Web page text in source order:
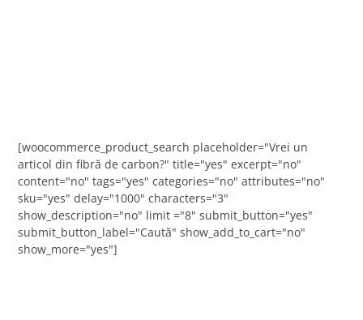
[woocommerce_product_search placeholder="Vrei un
articol din fibră de carbon?" title="yes" excerpt="no"
content="no" tags="yes" categories="no" attributes="no"
sku="yes" delay="1000" characters="3"
show_description="no" limit ="8" submit_button="yes"
submit_button_label="Caută" show_add_to_cart="no"
show_more="yes"]